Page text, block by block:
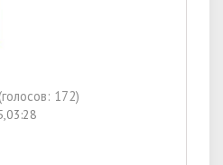
(голосов: 172)